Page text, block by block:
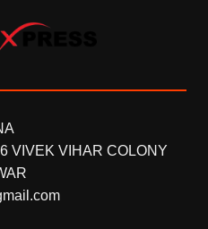
VIVEK VIHAR COLONY